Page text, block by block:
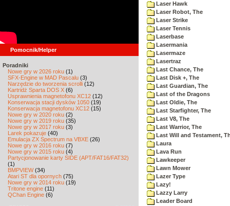
Pomocnik/Helper
Poradniki
Nowe gry w 2026 roku (1)
SFX-Engine w MAD Pascalu (3)
Narzędzie do tworzenia scrolli (12)
Kartridż Sparta DOS X (6)
Usprawnienia magnetofonu XC12 (12)
Konserwacja stacji dysków 1050 (19)
Konserwacja magnetofonu XC12 (15)
Nowe gry w 2020 roku (2)
Nowe gry w 2019 roku (35)
Nowe gry w 2017 roku (3)
Larek pokazuje (40)
Emulacja ZX Spectrum na VBXE (26)
Nowe gry w 2016 roku (7)
Nowe gry w 2015 roku (4)
Partycjonowanie karty SIDE (APT/FAT16/FAT32)
(1)
BMPVIEW(34)
Atari ST dla opornych (75)
Nowe gry w 2014 roku (19)
Tritone engine (11)
QChan Engine (6)
Laser Hawk
Laser Robot, The
Laser Strike
Laser Tennis
Laserbase
Lasermania
Lasermaze
Lasertraz
Last Chance, The
Last Disk +, The
Last Guardian, The
Last of the Dragons
Last Oldie, The
Last Starfighter, The
Last V8, The
Last Warrior, The
Last Will and Testament,
Laura
Lava Run
Lawkeeper
Lawn Mower
Lazer Type
Lazy!
Lazzy Larry
Leader Board